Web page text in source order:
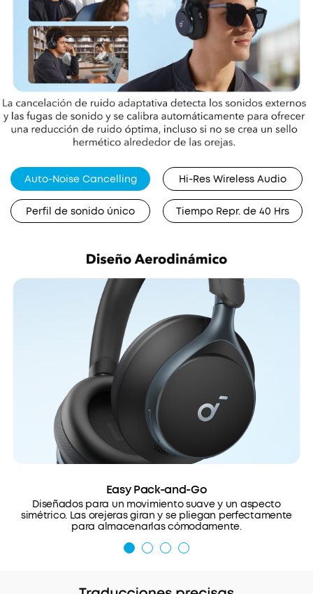
Auto-Noise Cancelling Hi-Res Wireless Audio
Perfil de sonido único Tiempo Repr. de 40 Hrs
Easy Pack-and-Go
Diseñados para un movimiento suave y un aspecto
simétrico. Las orejeras giran y se pliegan perfectamente
para almacenarlas cómodamente.